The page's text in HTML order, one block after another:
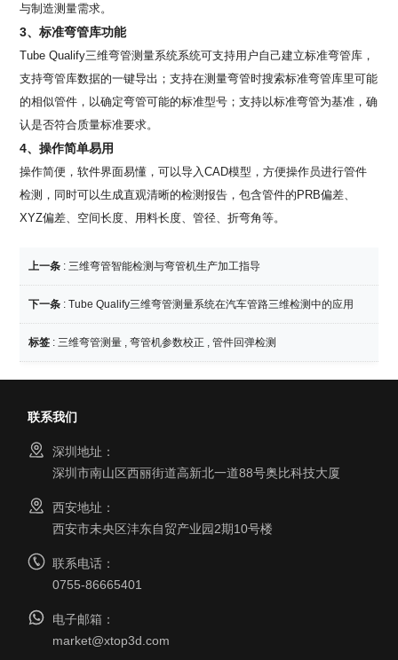
与制造测量需求。
3、标准弯管库功能
Tube Qualify三维弯管测量系统系统可支持用户自己建立标准弯管库，
支持弯管库数据的一键导出；支持在测量弯管时搜索标准弯管库里可能
的相似管件，以确定弯管可能的标准型号；支持以标准弯管为基准，确
认是否符合质量标准要求。
4、操作简单易用
操作简便，软件界面易懂，可以导入CAD模型，方便操作员进行管件
检测，同时可以生成直观清晰的检测报告，包含管件的PRB偏差、
XYZ偏差、空间长度、用料长度、管径、折弯角等。
上一条 :三维弯管智能检测与弯管机生产加工指导
下一条 :Tube Qualify三维弯管测量系统在汽车管路三维检测中的应用
标签 :三维弯管测量 ,弯管机参数校正 ,管件回弹检测
联系我们
深圳地址：
深圳市南山区西丽街道高新北一道88号奥比科技大厦
西安地址：
西安市未央区沣东自贸产业园2期10号楼
联系电话：
0755-86665401
电子邮箱：
market@xtop3d.com